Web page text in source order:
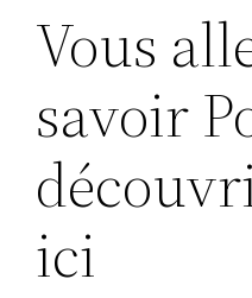
Vous
savoir
ici